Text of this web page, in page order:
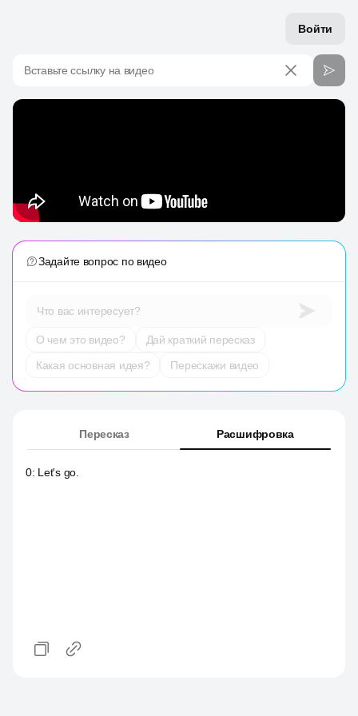
Войти
Вставьте ссылку на видео
Задайте вопрос по видео
Что вас интересует?
О чем это видео?
Дай краткий пересказ
Какая основная идея?
Перескажи видео
Пересказ Расшифровка
0: Let's go.